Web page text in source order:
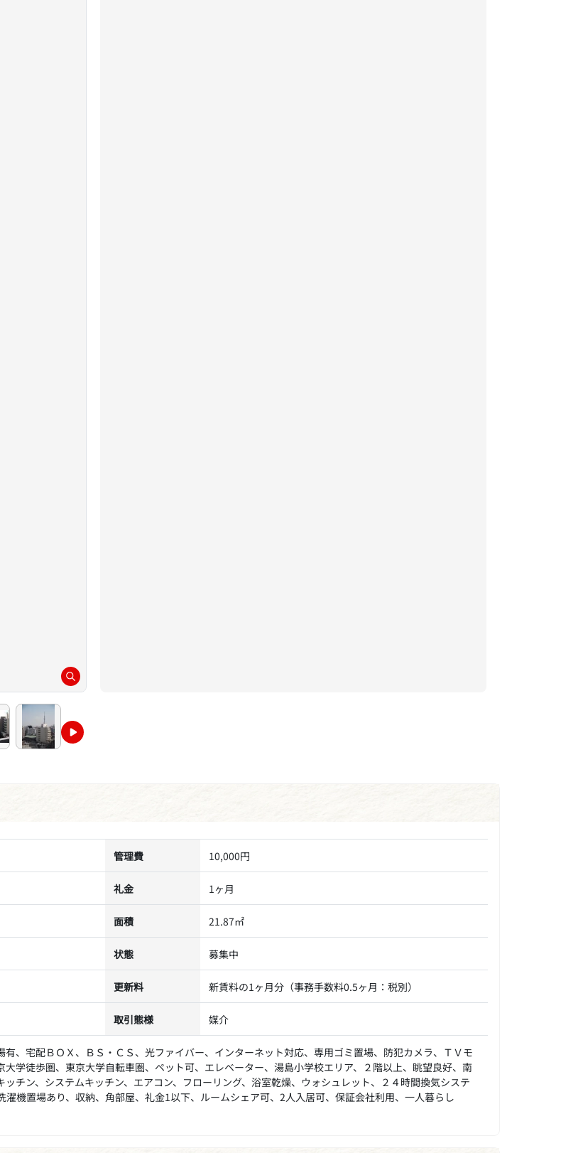
管理費 10,000円
礼金 1ヶ月
面積 21.87㎡
状態 募集中
更新料 新賃料の1ヶ月分（事務手数料0.5ヶ月：税別）
取引態様 媒介
、宅配ＢＯＸ、ＢＳ・ＣＳ、光ファイバー、インターネット対応、専用ゴミ置場、防犯カメラ、ＴＶモ
学徒歩圏、東京大学自転車圏、ペット可、エレベーター、湯島小学校エリア、２階以上、眺望良好、南
チン、システムキッチン、エアコン、フローリング、浴室乾燥、ウォシュレット、２４時間換気システ
機置場あり、収納、角部屋、礼金1以下、ルームシェア可、2人入居可、保証会社利用、一人暮らし